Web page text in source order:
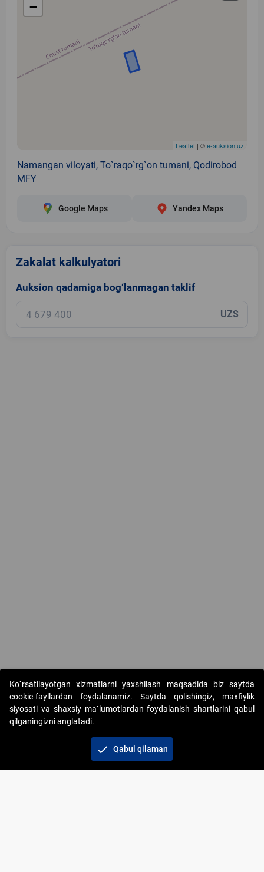
−
Leaflet | ©e-auksion.uz
Namangan viloyati, To`raqo`rg`on tumani, Qodirobod
MFY
Google Maps Yandex Maps
Zakalat kalkulyatori
Auksion qadamiga bog‘lanmagan taklif
UZS
Copyright © 2017-2026. "Elektron onlayn-auksionlarni
tashkil etish" AJ. Barcha huquqlar himoyalangan
Ko`rsatilayotgan xizmatlarni yaxshilash maqsadida biz saytda
cookie-fayllardan foydalanamiz. Saytda qolishingiz, maxfiylik
siyosati va shaxsiy ma`lumotlardan foydalanish shartlarini qabul
qilganingizni anglatadi.
check Qabul qilaman